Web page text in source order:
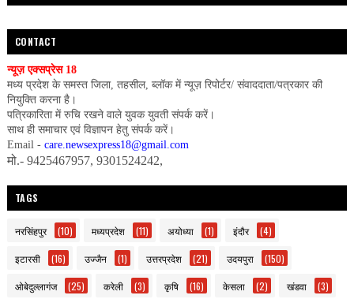
CONTACT
न्यूज़ एक्सप्रेस 18
मध्य प्रदेश के समस्त जिला, तहसील, ब्लॉक में न्यूज़ रिपोर्टर/ संवाददाता/पत्रकार की
नियुक्ति करना है।
पत्रिकारिता में रुचि रखने वाले युवक युवती संपर्क करें।
साथ ही समाचार एवं विज्ञापन हेतु संपर्क करें।
Email - care.newsexpress18@gmail.com
मो.- 9425467957, 9301524242,
TAGS
नरसिंहपुर (10) मध्यप्रदेश (11) अयोध्या (1) इंदौर (4)
इटारसी (16) उज्जैन (1) उत्तरप्रदेश (21) उदयपुरा (150)
ओबेदुल्लागंज (25) करेली (3) कृषि (16) केसला (2) खंडवा (3)